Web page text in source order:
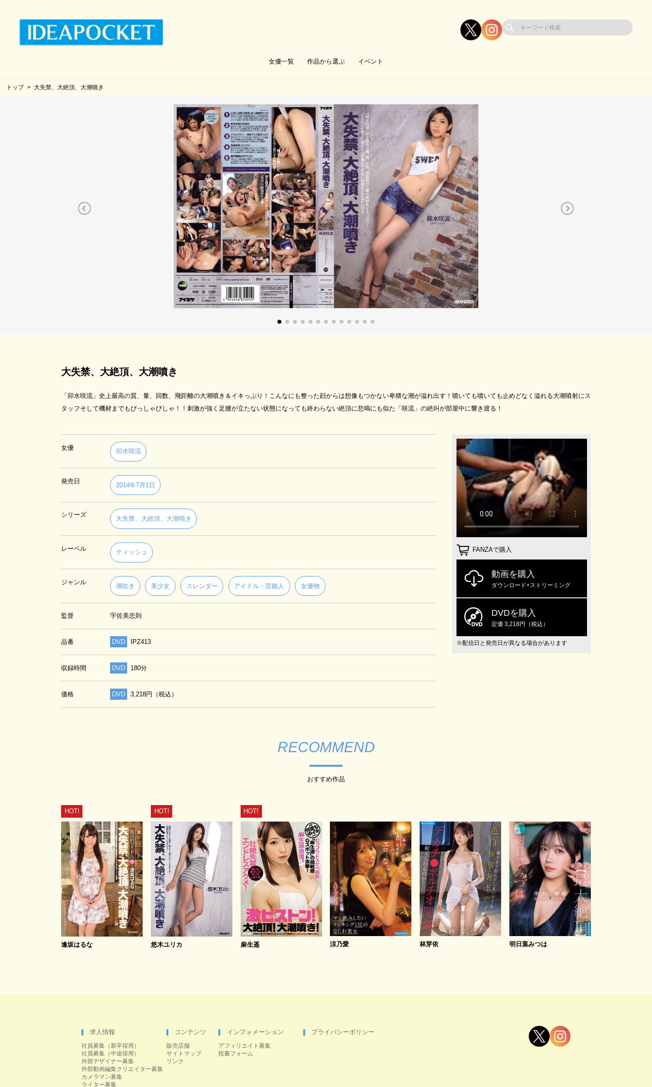
女優一覧 作品から選ぶ イベント
トップ 大失禁、大絶頂、大潮噴き
大失禁、大絶頂、大潮噴き
「卯水咲流」史上最高の質、量、回数、飛距離の大潮噴き＆イキっぷり！こんなにも整った顔からは想像もつかない卑猥な潮が溢れ出す！噴いても噴いても止めどなく溢れる大潮噴射にス
タッフそして機材までもびっしゃびしゃ！！刺激が強く足腰が立たない状態になっても終わらない絶頂に悲鳴にも似た「咲流」の絶叫が部屋中に響き渡る！
女優
卯水咲流
発売日
2014年7月1日
シリーズ
大失禁、大絶頂、大潮噴き
レーベル
ティッシュ
ジャンル
潮吹き 美少女 スレンダー アイドル・芸能人 女優物
監督 宇佐美忠則
品番 DVD IPZ413
収録時間 DVD 180分
価格 DVD 3,218円（税込）
FANZAで購入
動画を購入
ダウンロード+ストリーミング
DVDを購入
定価 3,218円（税込）
※配信日と発売日が異なる場合があります
RECOMMEND
おすすめ作品
HOT!
逢坂はるな
HOT!
悠木ユリカ
HOT!
麻生遥 涼乃愛 林芽依 明日葉みつは
求人情報
社員募集（新卒採用）
社員募集（中途採用）
外部デザイナー募集
外部動画編集クリエイター募集
カメラマン募集
ライター募集
コンテンツ
販売店舗
サイトマップ
リンク
インフォメーション
アフィリエイト募集
投書フォーム
プライバシーポリシー